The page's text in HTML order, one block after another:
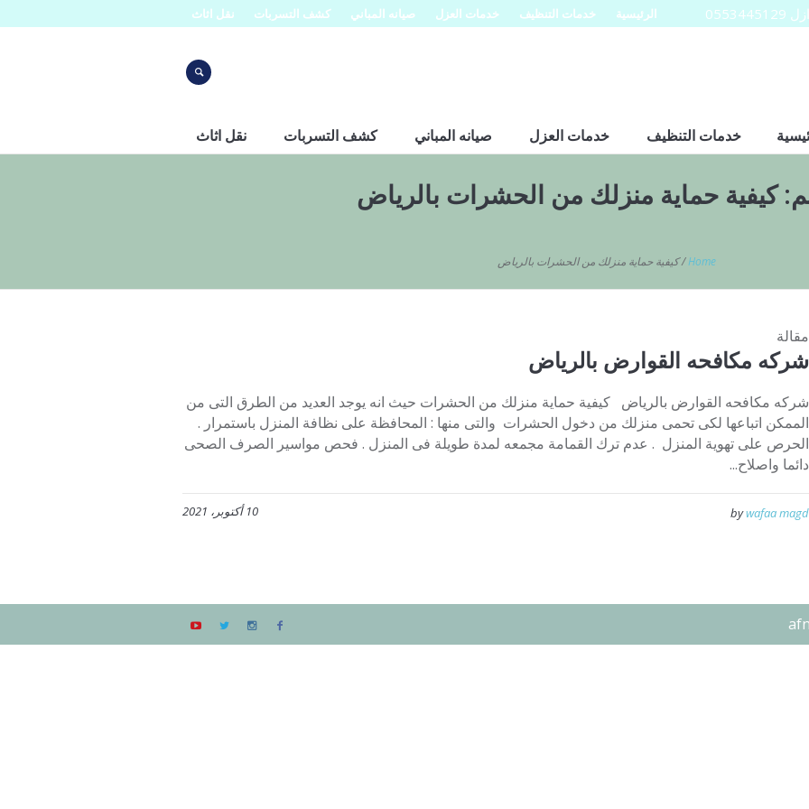
الرئيسية خدمات التنظيف خدمات العزل صيانه المباني كشف التسربات نقل اثاث
خدمات التنظيف خدمات العزل صيانه المباني كشف التسربات نقل اثاث
كيفية حماية منزلك من الحشرات بالرياض
Home
/كيفية حماية منزلك من الحشرات بالرياض
مقالة
شركه مكافحه القوارض بالرياض
شركه مكافحه القوارض بالرياض كيفية حماية منزلك من الحشرات حيث انه يوجد العديد من الطرق التى من
الممكن اتباعها لكى تحمى منزلك من دخول الحشرات والتى منها : المحافظة على نظافة المنزل باستمرار .
الحرص على تهوية المنزل . عدم ترك القمامة مجمعه لمدة طويلة فى المنزل . فحص مواسير الصرف الصحى
دائما واصلاح...
10 أكتوبر، 2021 bywafaa magd